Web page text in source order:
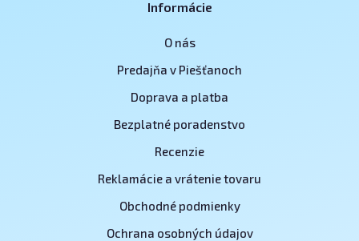
Informácie
O nás
Predajňa v Piešťanoch
Doprava a platba
Bezplatné poradenstvo
Recenzie
Reklamácie a vrátenie tovaru
Obchodné podmienky
Ochrana osobných údajov